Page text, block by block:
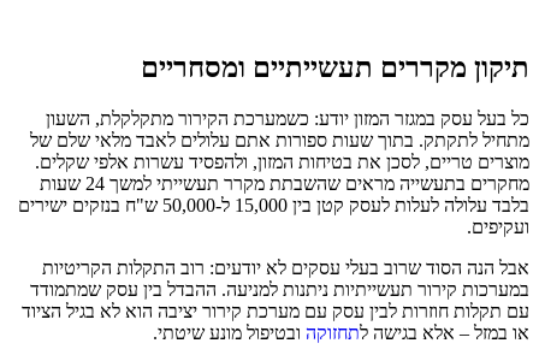
תיקון מקררים תעשייתיים ומסחריים
כל בעל עסק במגזר המזון יודע: כשמערכת הקירור מתקלקלת, השעון
מתחיל לתקתק. בתוך שעות ספורות אתם עלולים לאבד מלאי שלם של
מוצרים טריים, לסכן את בטיחות המזון, ולהפסיד עשרות אלפי שקלים.
מחקרים בתעשייה מראים שהשבתת מקרר תעשייתי למשך 24 שעות
בלבד עלולה לעלות לעסק קטן בין 15,000 ל-50,000 ש"ח בנזקים ישירים
ועקיפים.
אבל הנה הסוד שרוב בעלי עסקים לא יודעים: רוב התקלות הקריטיות
במערכות קירור תעשייתיות ניתנות למניעה. ההבדל בין עסק שמתמודד
עם תקלות חוזרות לבין עסק עם מערכת קירור יציבה הוא לא בגיל הציוד
או במזל – אלא בגישה לתחזוקה ובטיפול מונע שיטתי.